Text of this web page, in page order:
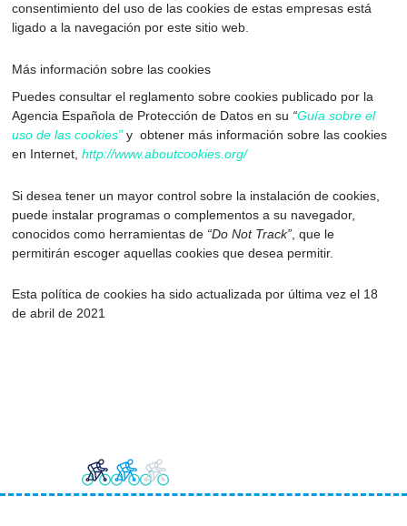
consentimiento del uso de las cookies de estas empresas está
ligado a la navegación por este sitio web.
Más información sobre las cookies
Puedes consultar el reglamento sobre cookies publicado por la
Agencia Española de Protección de Datos en su “Guía sobre el
uso de las cookies” y obtener más información sobre las cookies
en Internet,http://www.aboutcookies.org/
Si desea tener un mayor control sobre la instalación de cookies,
puede instalar programas o complementos a su navegador,
conocidos como herramientas de “Do Not Track” , que le
permitirán escoger aquellas cookies que desea permitir.
Esta política de cookies ha sido actualizada por última vez el 18
de abril de 2021